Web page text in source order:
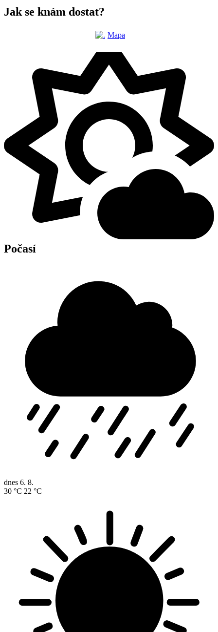
Jak se knám dostat?
Mapa
Počasí
dnes 6. 8.
30 °C 22 °C